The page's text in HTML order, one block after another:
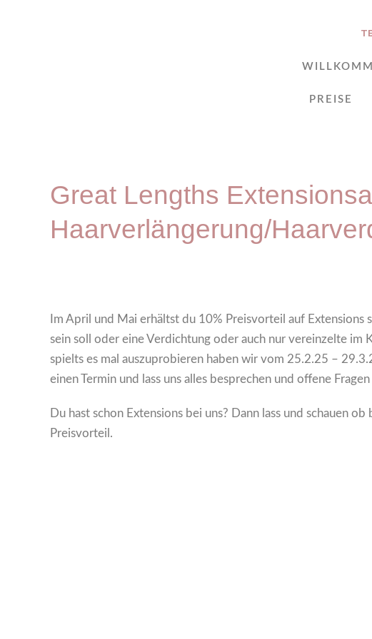
PREISE
Great Lengths
Haarverlängerung/
Im April und Mai erhältst du 10% Preisvorteil auf Extensions
sein soll oder eine Verdichtung oder auch nur vereinzelte im
spielts es mal auszuprobieren haben wir vom 25.2.25 –
einen Termin und lass uns alles besprechen und offene
Du hast schon Extensions bei uns? Dann lass und schauen
Preisvorteil.